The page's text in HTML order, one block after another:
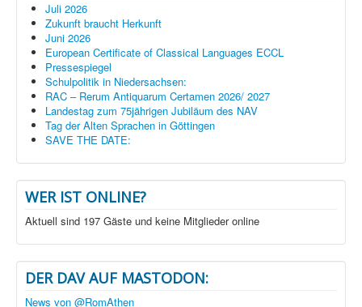
Juli 2026
Zukunft braucht Herkunft
Juni 2026
European Certificate of Classical Languages ECCL
Pressespiegel
Schulpolitik in Niedersachsen:
RAC – Rerum Antiquarum Certamen 2026/ 2027
Landestag zum 75jährigen Jubiläum des NAV
Tag der Alten Sprachen in Göttingen
SAVE THE DATE:
WER IST ONLINE?
Aktuell sind 197 Gäste und keine Mitglieder online
DER DAV AUF MASTODON:
News von @RomAthen